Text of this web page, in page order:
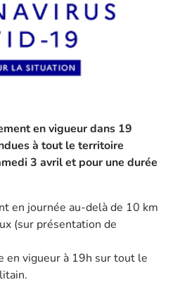
en vigueur dans 19
à tout le territoire
3 avril et pour une durée
en journée au-delà de 10 km
(sur présentation de
en vigueur à 19h sur tout le